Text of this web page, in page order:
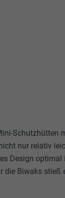
Schutzhütten
nur relativ
Design
Biwaks stieß